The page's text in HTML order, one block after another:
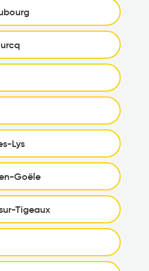
Lys
Goële
Tigeaux